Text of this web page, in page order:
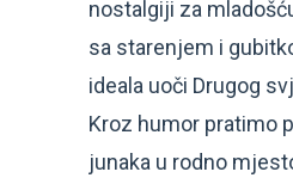
nostalgiji za
sa starenjem i
ideala uoči Drugog
Kroz humor pratimo
junaka u rodno